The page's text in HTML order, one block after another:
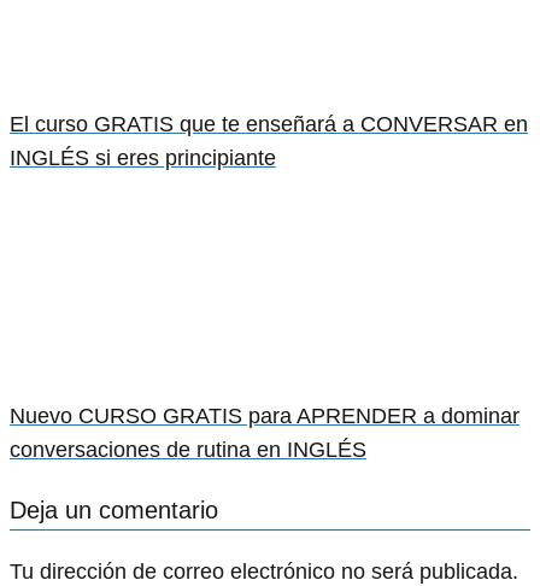
El curso GRATIS que te enseñará a CONVERSAR en
INGLÉS si eres principiante
Nuevo CURSO GRATIS para APRENDER a dominar
conversaciones de rutina en INGLÉS
Deja un comentario
Tu dirección de correo electrónico no será publicada.